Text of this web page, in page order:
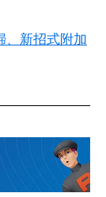
、新招式附加